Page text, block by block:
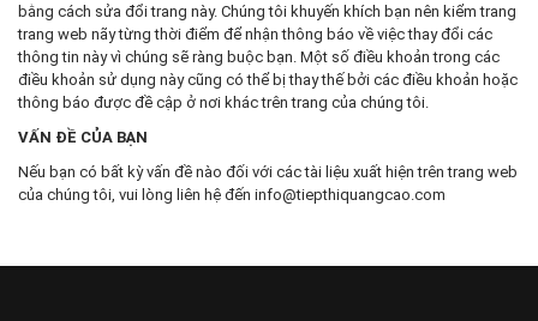
bằng cách sửa đổi trang này. Chúng tôi khuyến khích bạn nên kiểm trang
trang web nãy từng thời điểm để nhận thông báo về việc thay đổi các
thông tin này vì chúng sẽ ràng buộc bạn. Một số điều khoản trong các
điều khoản sử dụng này cũng có thể bị thay thế bởi các điều khoản hoặc
thông báo được đề cập ở nơi khác trên trang của chúng tôi.
VẤN ĐỀ CỦA BẠN
Nếu bạn có bất kỳ vấn đề nào đối với các tài liệu xuất hiện trên trang web
của chúng tôi, vui lòng liên hệ đến info@tiepthiquangcao.com